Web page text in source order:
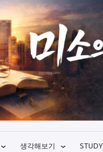
생각해보기 STUDY